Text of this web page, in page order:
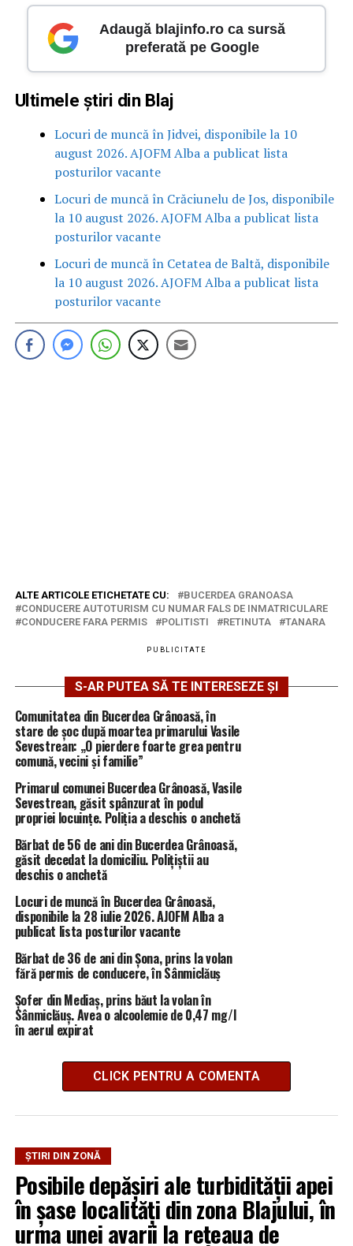
Adaugă blajinfo.ro ca sursă
preferată pe Google
Ultimele știri din Blaj
Locuri de muncă în Jidvei, disponibile la 10
august 2026. AJOFM Alba a publicat lista
posturilor vacante
Locuri de muncă în Crăciunelu de Jos, disponibile
la 10 august 2026. AJOFM Alba a publicat lista
posturilor vacante
Locuri de muncă în Cetatea de Baltă, disponibile
la 10 august 2026. AJOFM Alba a publicat lista
posturilor vacante
ALTE ARTICOLE ETICHETATE CU:
BUCERDEA GRANOASA
CONDUCERE AUTOTURISM CU NUMAR FALS DE INMATRICULARE
CONDUCERE FARA PERMIS
POLITISTI RETINUTA TANARA
PUBLICITATE
S-AR PUTEA SĂ TE INTERESEZE ȘI
Comunitatea din Bucerdea Grânoasă, în
stare de șoc după moartea primarului Vasile
Sevestrean: „O pierdere foarte grea pentru
comună, vecini și familie”
Primarul comunei Bucerdea Grânoasă, Vasile
Sevestrean, găsit spânzurat în podul
propriei locuințe. Poliția a deschis o anchetă
Bărbat de 56 de ani din Bucerdea Grânoasă,
găsit decedat la domiciliu. Polițiștii au
deschis o anchetă
Locuri de muncă în Bucerdea Grânoasă,
disponibile la 28 iulie 2026. AJOFM Alba a
publicat lista posturilor vacante
Bărbat de 36 de ani din Șona, prins la volan
fără permis de conducere, în Sânmiclăuș
Șofer din Mediaș, prins băut la volan în
Sânmiclăuș. Avea o alcoolemie de 0,47 mg/l
în aerul expirat
CLICK PENTRU A COMENTA
ȘTIRI DIN ZONĂ
Posibile depășiri ale turbidității apei
în șase localități din zona Blajului, în
urma unei avarii la rețeaua de